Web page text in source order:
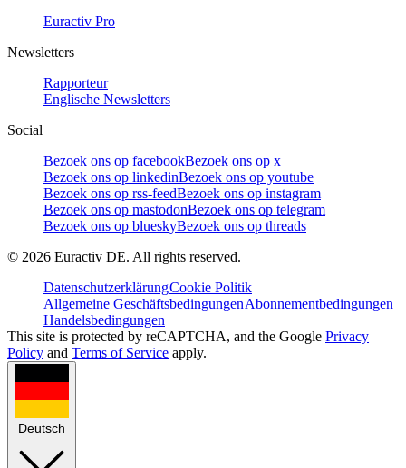
Euractiv Pro
Newsletters
Rapporteur
Englische Newsletters
Social
Bezoek ons op facebookBezoek ons op x
Bezoek ons op linkedinBezoek ons op youtube
Bezoek ons op rss-feedBezoek ons op instagram
Bezoek ons op mastodonBezoek ons op telegram
Bezoek ons op blueskyBezoek ons op threads
© 2026 Euractiv DE. All rights reserved.
DatenschutzerklärungCookie Politik
Allgemeine GeschäftsbedingungenAbonnementbedingungen
Handelsbedingungen
This site is protected by reCAPTCHA, and the Google Privacy
Policy and Terms of Service apply.
Deutsch